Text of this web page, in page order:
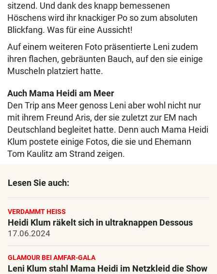
sitzend. Und dank des knapp bemessenen
Höschens wird ihr knackiger Po so zum absoluten
Blickfang. Was für eine Aussicht!
Auf einem weiteren Foto präsentierte Leni zudem
ihren flachen, gebräunten Bauch, auf den sie einige
Muscheln platziert hatte.
Auch Mama Heidi am Meer
Den Trip ans Meer genoss Leni aber wohl nicht nur
mit ihrem Freund Aris, der sie zuletzt zur EM nach
Deutschland begleitet hatte. Denn auch Mama Heidi
Klum postete einige Fotos, die sie und Ehemann
Tom Kaulitz am Strand zeigen.
Lesen Sie auch:
VERDAMMT HEISS
Heidi Klum räkelt sich in ultraknappen Dessous
17.06.2024
GLAMOUR BEI AMFAR-GALA
Leni Klum stahl Mama Heidi im Netzkleid die Show